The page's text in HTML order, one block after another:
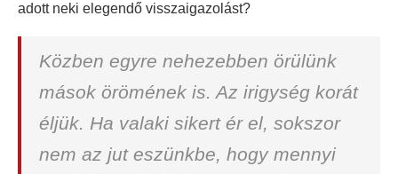
adott neki elegendő visszaigazolást?
Közben egyre nehezebben örülünk
mások örömének is. Az irigység korát
éljük. Ha valaki sikert ér el, sokszor
nem az jut eszünkbe, hogy mennyi